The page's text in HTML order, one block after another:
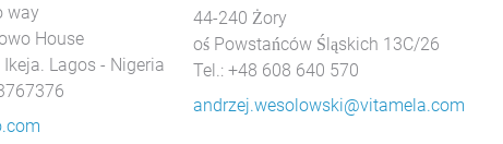
way
House
Lagos - Nigeria
44-240 Żory
oś Powstańców Śląskich 13C/26
Tel.: +48 608 640 570
andrzej.wesolowski@vitamela.com
und Social Media